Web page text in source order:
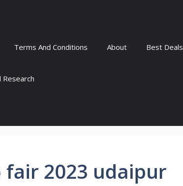
Terms And Conditions About Best Deals
Research
2023 udaipur